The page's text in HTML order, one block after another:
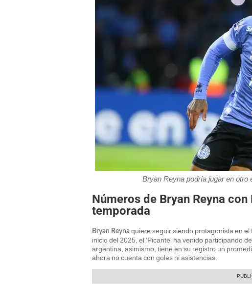
Bryan Reyna podría jugar en otro
Números de Bryan Reyna
temporada
Bryan Reyna quiere seguir siendo protagonista en
inicio del 2025, el 'Picante' ha venido participando
argentina, asimismo, tiene en su registro un
ahora no cuenta con goles ni asistencias.